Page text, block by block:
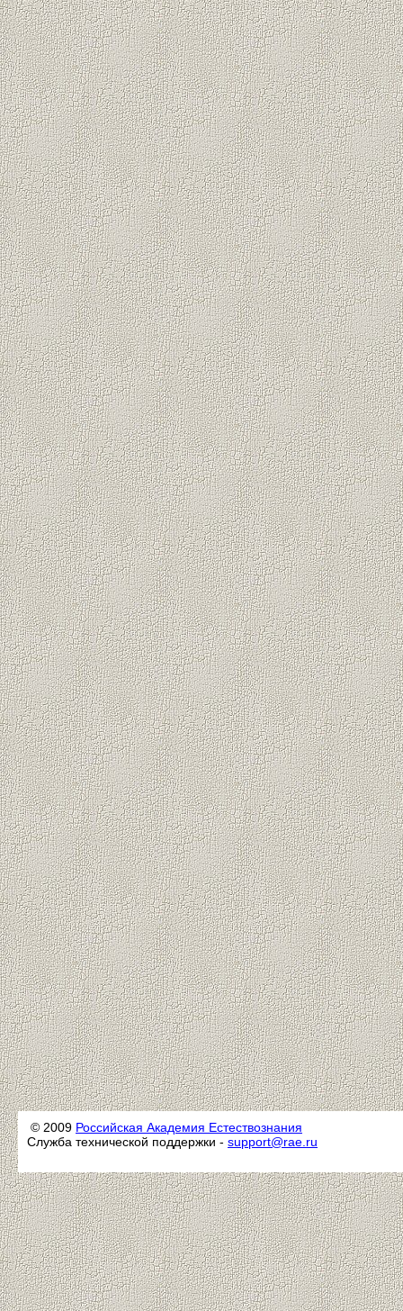
© 2009 Российская Академия Естествознания
Служба технической поддержки - support@rae.ru